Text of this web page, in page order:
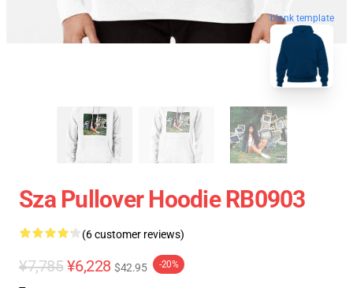
blank template
Sza Pullover Hoodie RB0903
(6 customer reviews)
¥7,785 ¥6,228 $42.95 -20%